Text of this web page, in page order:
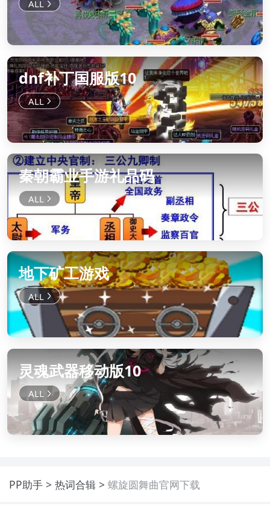
dnf补丁国服版10
秦朝霸业手游礼品码
地下矿工游戏
灵魂武器移动版10
PP助手 热词合辑 螺旋圆舞曲官网下载